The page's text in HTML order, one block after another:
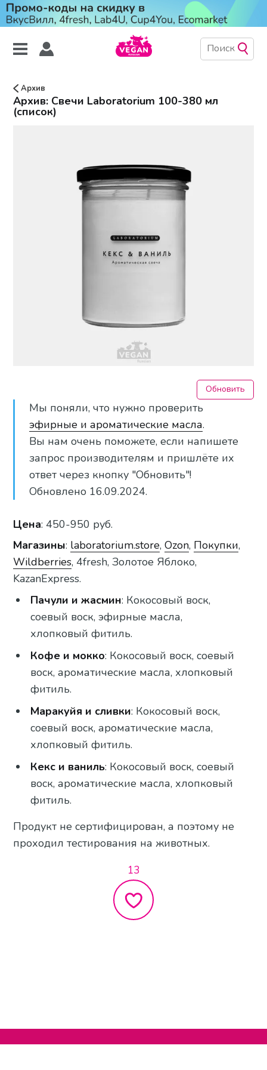
Архив
Архив: Свечи Laboratorium 100-380 мл
(список)
Обновить
Мы поняли, что нужно проверить
эфирные и ароматические масла.
Вы нам очень поможете, если напишете
запрос производителям и пришлёте их
ответ через кнопку "Обновить"!
Обновлено 16.09.2024.
Цена: 450-950 руб.
Магазины: laboratorium.store,Ozon, Покупки,
Wildberries, 4fresh, Золотое Яблоко,
KazanExpress.
Пачули и жасмин: Кокосовый воск,
соевый воск, эфирные масла,
хлопковый фитиль.
Кофе и мокко: Кокосовый воск, соевый
воск, ароматические масла, хлопковый
фитиль.
Маракуйя и сливки: Кокосовый воск,
соевый воск, ароматические масла,
хлопковый фитиль.
Кекс и ваниль: Кокосовый воск, соевый
воск, ароматические масла, хлопковый
фитиль.
Продукт не сертифицирован, а поэтому не
проходил тестирования на животных.
13